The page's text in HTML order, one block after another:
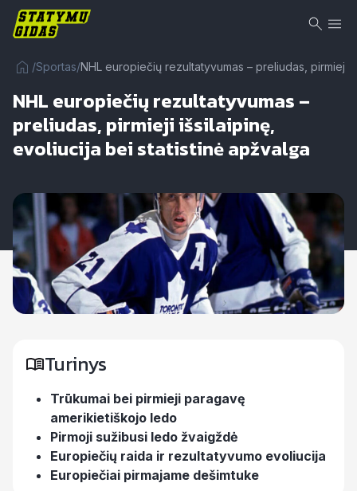
/Sportas/NHL europiečių rezultatyvumas – preliudas, pirmieji
NHL europiečių rezultatyvumas –
preliudas, pirmieji išsilaipinę,
evoliucija bei statistinė apžvalga
Turinys
Trūkumai bei pirmieji paragavę
amerikietiškojo ledo
Pirmoji sužibusi ledo žvaigždė
Europiečių raida ir rezultatyvumo evoliucija
Europiečiai pirmajame dešimtuke